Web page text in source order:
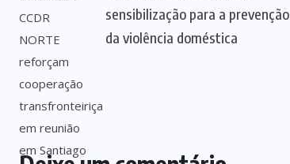
sensibilização para a prevenção
da violência doméstica